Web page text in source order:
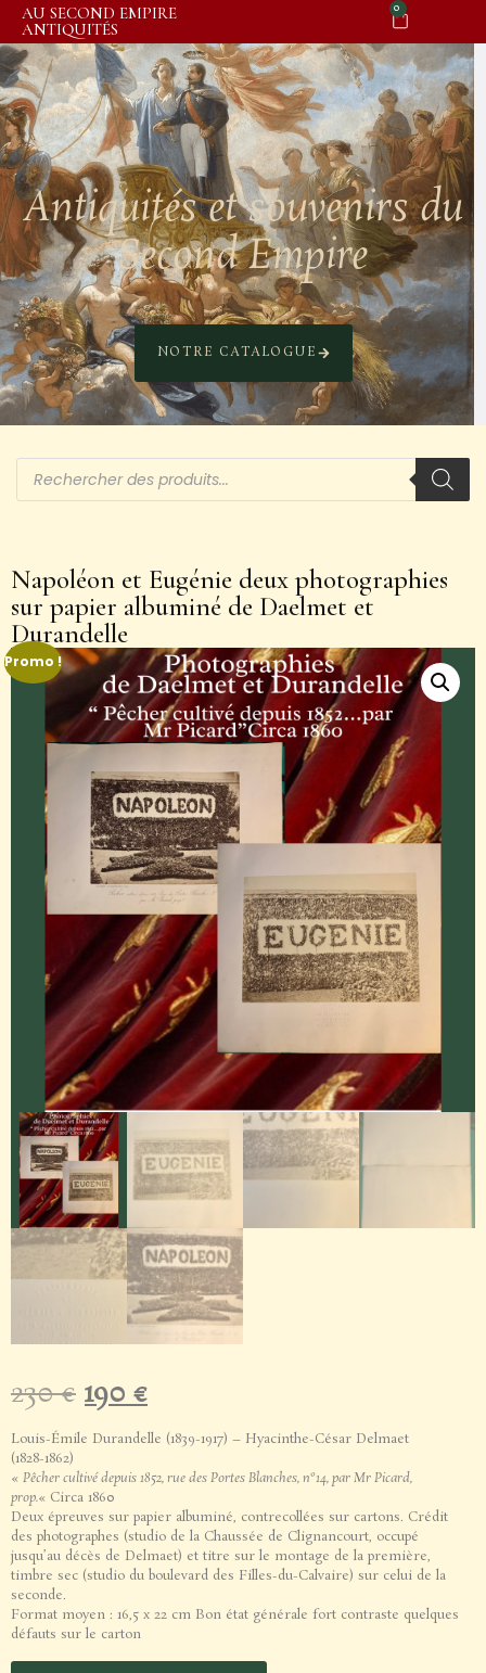
AU SECOND EMPIRE
ANTIQUITÉS
0
Antiquités et souvenirs du
Second Empire
NOTRE CATALOGUE
Napoléon et Eugénie deux photographies
sur papier albuminé de Daelmet et
Durandelle
Promo !
230€ 190€
Louis-Émile Durandelle (1839-1917) – Hyacinthe-César Delmaet
(1828-1862)
« Pêcher cultivé depuis 1852, rue des Portes Blanches, n°14, par Mr Picard,
prop.« Circa 1860
Deux épreuves sur papier albuminé, contrecollées sur cartons. Crédit
des photographes (studio de la Chaussée de Clignancourt, occupé
jusqu’au décès de Delmaet) et titre sur le montage de la première,
timbre sec (studio du boulevard des Filles-du-Calvaire) sur celui de la
seconde.
Format moyen : 16,5 x 22 cm Bon état générale fort contraste quelques
défauts sur le carton